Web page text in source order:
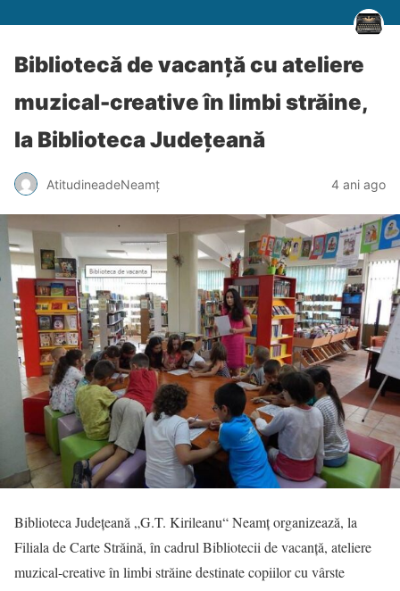
Bibliotecă de vacanță cu ateliere
muzical-creative în limbi străine,
la Biblioteca Județeană
AtitudineadeNeamț 4 ani ago
Biblioteca Județeană „G.T. Kirileanu“ Neamț organizează, la
Filiala de Carte Străină, în cadrul Bibliotecii de vacanță, ateliere
muzical-creative în limbi străine destinate copiilor cu vârste